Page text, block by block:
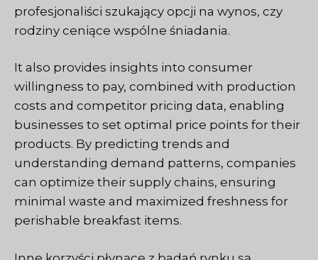
profesjonaliści szukający opcji na wynos, czy
rodziny ceniące wspólne śniadania.
It also provides insights into consumer
willingness to pay, combined with production
costs and competitor pricing data, enabling
businesses to set optimal price points for their
products. By predicting trends and
understanding demand patterns, companies
can optimize their supply chains, ensuring
minimal waste and maximized freshness for
perishable breakfast items.